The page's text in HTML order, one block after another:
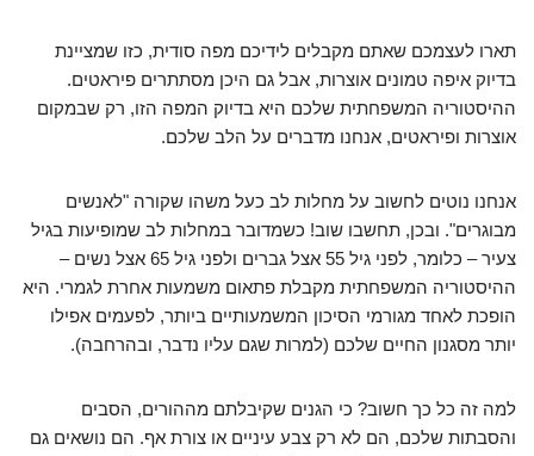
תארו לעצמכם שאתם מקבלים לידיכם מפה סודית, כזו שמציינת
בדיוק איפה טמונים אוצרות, אבל גם היכן מסתתרים פיראטים.
ההיסטוריה המשפחתית שלכם היא בדיוק המפה הזו, רק שבמקום
אוצרות ופיראטים, אנחנו מדברים על הלב שלכם.
אנחנו נוטים לחשוב על מחלות לב כעל משהו שקורה "לאנשים
מבוגרים". ובכן, תחשבו שוב! כשמדובר במחלות לב שמופיעות בגיל
צעיר – כלומר, לפני גיל 55 אצל גברים ולפני גיל 65 אצל נשים –
ההיסטוריה המשפחתית מקבלת פתאום משמעות אחרת לגמרי. היא
הופכת לאחד מגורמי הסיכון המשמעותיים ביותר, לפעמים אפילו
יותר מסגנון החיים שלכם (למרות שגם עליו נדבר, ובהרחבה).
למה זה כל כך חשוב? כי הגנים שקיבלתם מההורים, הסבים
והסבתות שלכם, הם לא רק צבע עיניים או צורת אף. הם נושאים גם